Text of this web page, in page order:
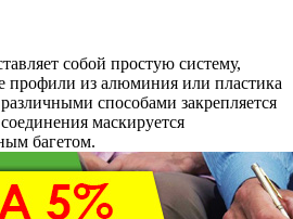
собой простую систему,
из алюминия или пластика
способами закрепляется
маскируется
багетом.